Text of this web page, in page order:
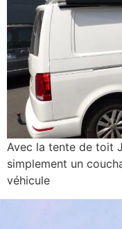
Avec la tente de toit
simplement un
véhicule